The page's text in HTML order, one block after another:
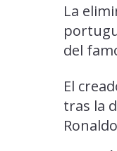
La
del
El
tras la